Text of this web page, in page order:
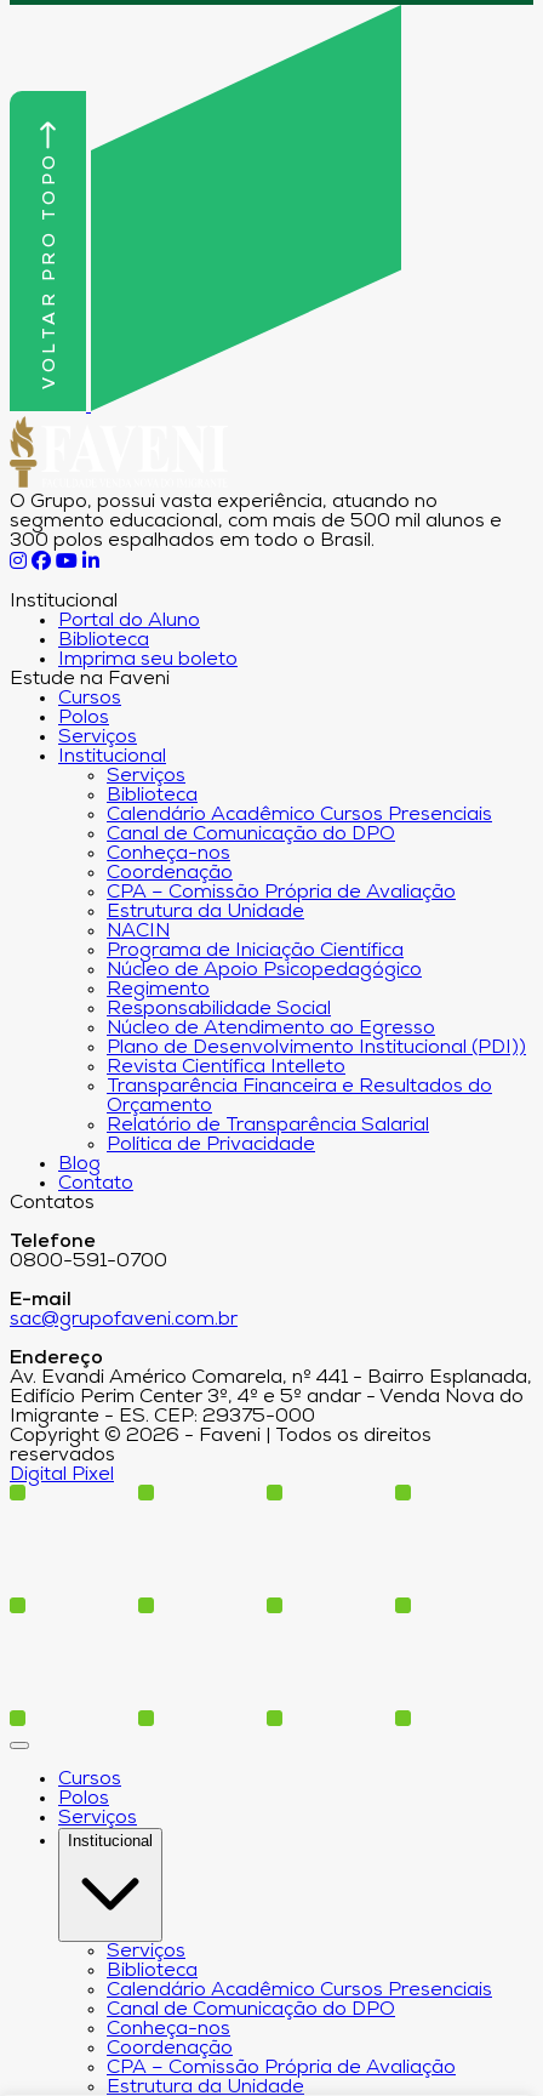
VOLTAR PRO TOPO
O Grupo, possui vasta experiência, atuando no
segmento educacional, com mais de 500 mil alunos e
300 polos espalhados em todo o Brasil.
Institucional
Portal do Aluno
Biblioteca
Imprima seu boleto
Estude na Faveni
Cursos
Polos
Serviços
Institucional
Serviços
Biblioteca
Calendário Acadêmico Cursos Presenciais
Canal de Comunicação do DPO
Conheça-nos
Coordenação
CPA – Comissão Própria de Avaliação
Estrutura da Unidade
NACIN
Programa de Iniciação Científica
Núcleo de Apoio Psicopedagógico
Regimento
Responsabilidade Social
Núcleo de Atendimento ao Egresso
Plano de Desenvolvimento Institucional (PDI))
Revista Científica Intelleto
Transparência Financeira e Resultados do
Orçamento
Relatório de Transparência Salarial
Política de Privacidade
Blog
Contato
Contatos
Telefone
0800-591-0700
E-mail
sac@grupofaveni.com.br
Endereço
Av. Evandi Américo Comarela, nº 441 - Bairro Esplanada,
Edifício Perim Center 3º, 4º e 5º andar - Venda Nova do
Imigrante - ES. CEP: 29375-000
Copyright © 2026 - Faveni | Todos os direitos
reservados
Digital Pixel
Cursos
Polos
Serviços
Institucional
Serviços
Biblioteca
Calendário Acadêmico Cursos Presenciais
Canal de Comunicação do DPO
Conheça-nos
Coordenação
CPA – Comissão Própria de Avaliação
Estrutura da Unidade